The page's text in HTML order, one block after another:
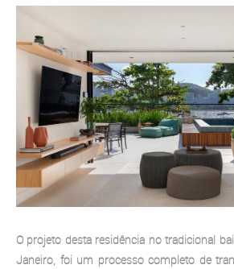
O projeto desta residência no tradicional
Janeiro, foi um processo completo de